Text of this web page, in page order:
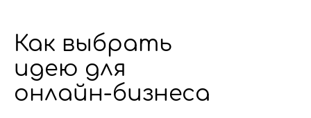
Как выбрать
идею для
онлайн-бизнеса